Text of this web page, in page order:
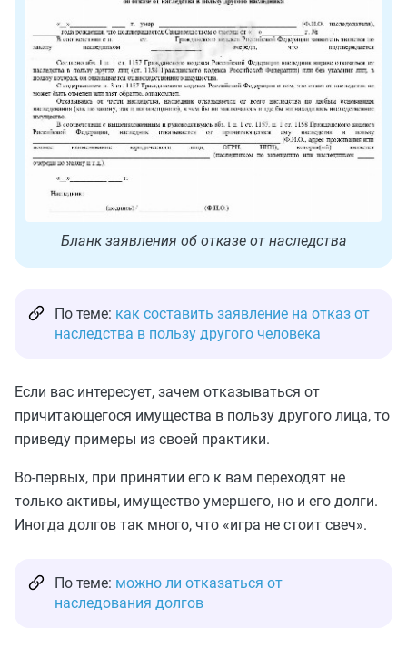
Бланк заявления об отказе от наследства
По теме: как составить заявление на отказ от
наследства в пользу другого человека
Если вас интересует, зачем отказываться от
причитающегося имущества в пользу другого лица, то
приведу примеры из своей практики.
Во-первых, при принятии его к вам переходят не
только активы, имущество умершего, но и его долги.
Иногда долгов так много, что «игра не стоит свеч».
По теме: можно ли отказаться от
наследования долгов